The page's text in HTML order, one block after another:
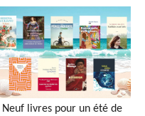
Neuf livres pour un été de